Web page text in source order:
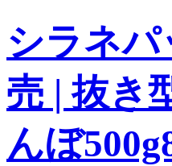
シラネ
売 | 抜き
んぼ